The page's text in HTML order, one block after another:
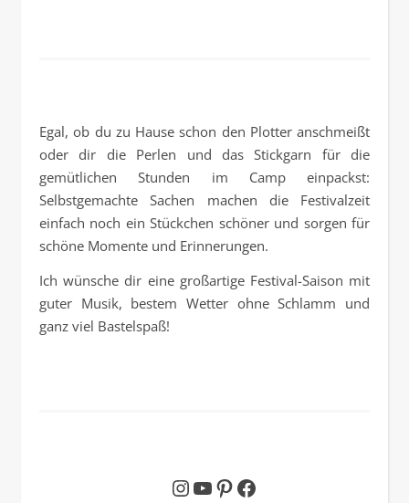
Egal, ob du zu Hause schon den Plotter anschmeißt
oder dir die Perlen und das Stickgarn für die
gemütlichen Stunden im Camp einpackst:
Selbstgemachte Sachen machen die Festivalzeit
einfach noch ein Stückchen schöner und sorgen für
schöne Momente und Erinnerungen.
Ich wünsche dir eine großartige Festival-Saison mit
guter Musik, bestem Wetter ohne Schlamm und
ganz viel Bastelspaß!
Instagram
YouTube
Pinterest
Facebook